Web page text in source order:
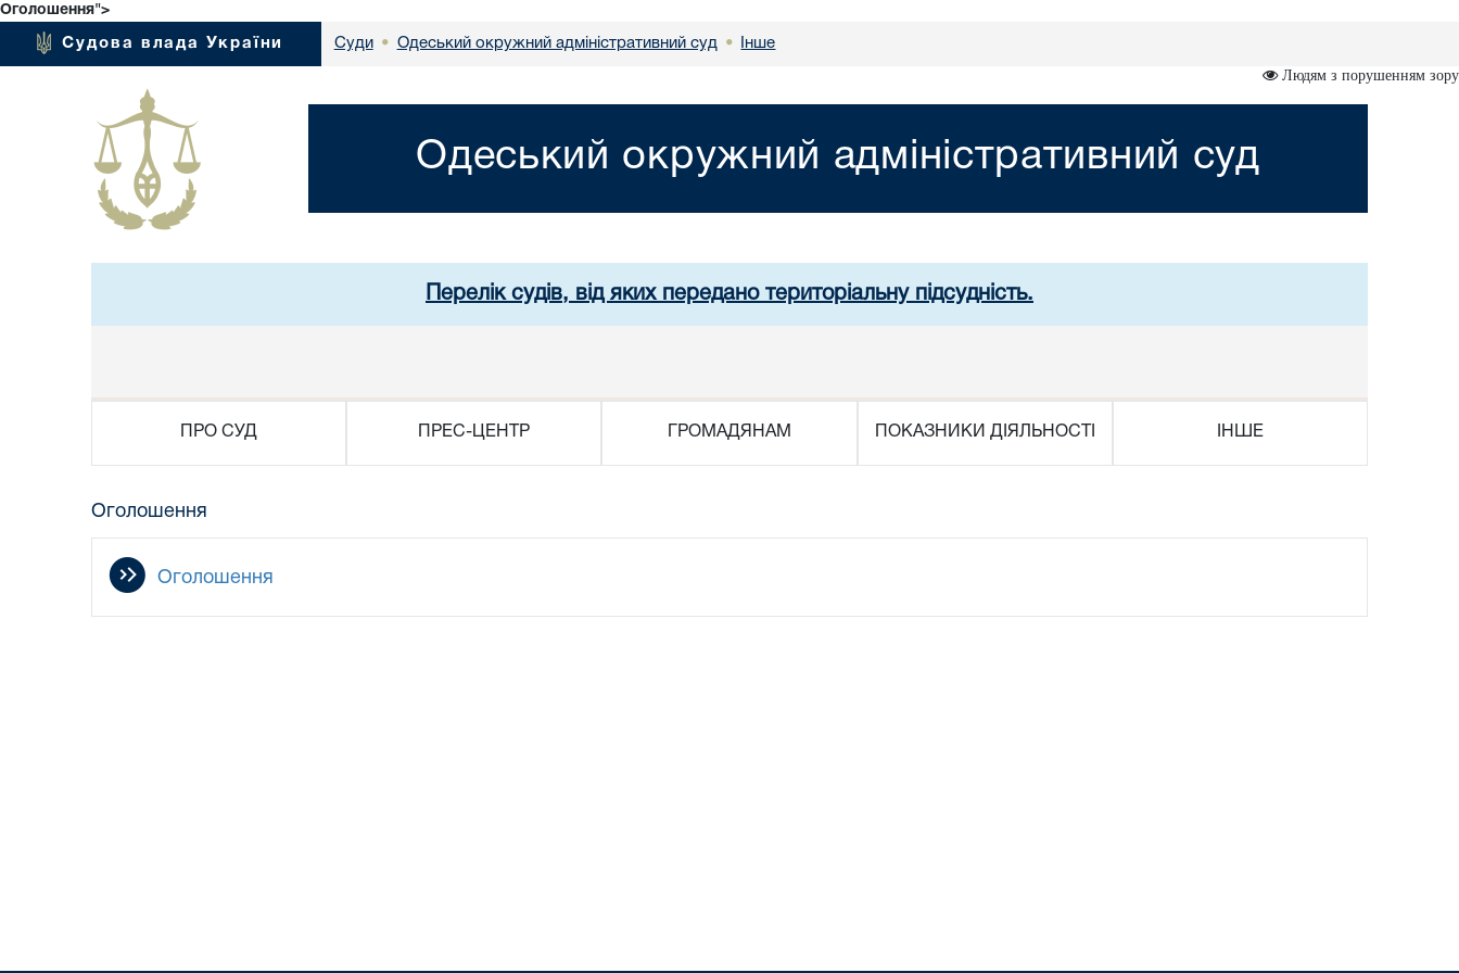
Оголошення">
Судова влада України Суди • Одеський окружний адміністративний суд • Інше
Людям з порушенням зору
Одеський окружний адміністративний суд
Перелік судів, від яких передано територіальну підсудність.
ПРО СУД ПРЕС-ЦЕНТР ГРОМАДЯНАМ ПОКАЗНИКИ ДІЯЛЬНОСТІ ІНШЕ
Оголошення
Оголошення